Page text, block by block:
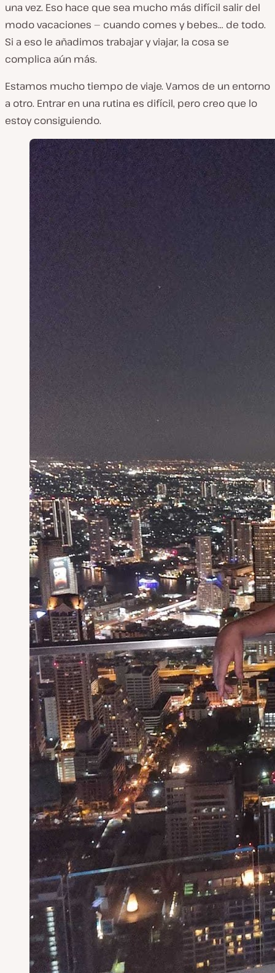
una vez. Eso hace que sea mucho más difícil salir del
modo vacaciones — cuando comes y bebes… de todo.
Si a eso le añadimos trabajar y viajar, la cosa se
complica aún más.
Estamos mucho tiempo de viaje. Vamos de un entorno
a otro. Entrar en una rutina es difícil, pero creo que lo
estoy consiguiendo.